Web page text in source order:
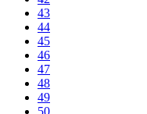
43
44
45
46
47
48
49